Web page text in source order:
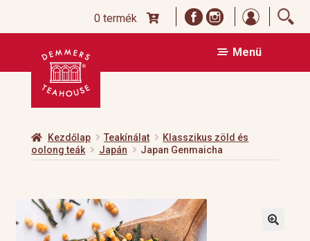
0 termék
Ugrás
navigációhoz
Kilépés
tartalomba
Menü
Kezdőlap Teakínálat
Klasszikus zöld és
oolong teák
Japán Japan Genmaicha